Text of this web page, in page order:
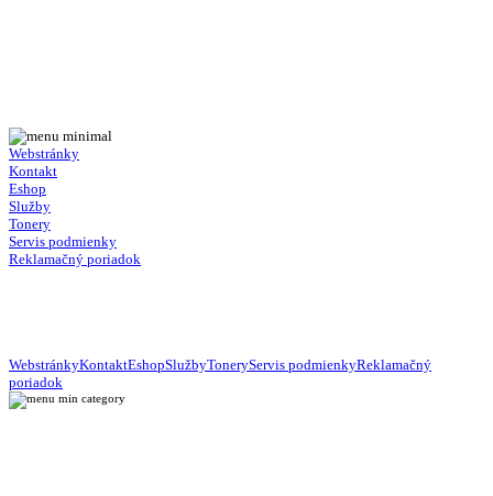
Webstránky
Kontakt
Eshop
Služby
Tonery
Servis podmienky
Reklamačný poriadok
WebstránkyKontaktEshopSlužbyToneryServis podmienkyReklamačný
poriadok